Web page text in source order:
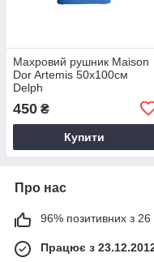
Махровий рушник Maison
Dor Artemis 50х100см
Delph
450 ₴
Купити
Про нас
96% позитивних з 26
Працює з